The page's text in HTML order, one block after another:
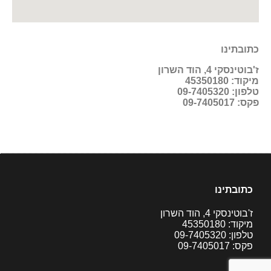
כתובתינו
ז'בוטינסקי 4, הוד השרון
מיקוד: 45350180
טלפון: 09-7405320
פקס: 09-7405017
כתובתינו
ז'בוטינסקי 4, הוד השרון
מיקוד: 45350180
טלפון: 09-7405320
פקס: 09-7405017